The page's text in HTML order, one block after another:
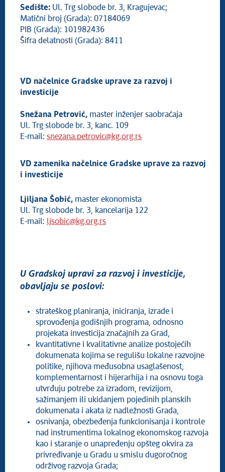
GU za poslove organa Grada
GU za razvoj i investicije
GU za komunalne poslove
GU za društvene delatnosti
Gradska poreska uprava
GU za finansije i javne nabavke
GU za propise
GU za inspekcijske poslove i komunalnu miliciju
Gradsko pravobranilaštvo
Glavni urbanista grada Kragujevca
Energetski menadžer grada Kragujevca
Lokalni antikorupcijski forum
Privredni savet grada Kragujevca
Služba za internu reviziju
Sedište: Ul. Trg slobode br. 3, Kragujevac;
Matični broj (Grada): 07184069
PIB (Grada): 101982436
Šifra delatnosti (Grada): 8411
VD načelnice Gradske uprave za razvoj i
investicije
Snežana Petrović, master inženjer saobraćaja
Ul. Trg slobode br. 3, kanc. 109
E-mail: snezana.petrovic@kg.org.rs
VD zamenika načelnice Gradske uprave za razvoj
i investicije
Ljiljana Šobić, master ekonomista
Ul. Trg slobode br. 3, kancelarija 122
E-mail: ljsobic@kg.org.rs
U Gradskoj upravi za razvoj i investicije,
obavljaju se poslovi:
strateškog planiranja, iniciranja, izrade i
sprovođenja godišnjih programa, odnosno
projekata investicija značajnih za Grad,
kvantitativne i kvalitativne analize postojećih
dokumenata kojima se regulišu lokalne razvojne
politike, njihova međusobna usaglašenost,
komplementarnost i hijerarhija i na osnovu toga
utvrđuju potrebe za izradom, revizijom,
sažimanjem ili ukidanjem pojedinih planskih
dokumenata i akata iz nadležnosti Grada,
osnivanja, obezbeđenja funkcionisanja i kontrole
nad instrumentima lokalnog ekonomskog razvoja
kao i staranje o unapređenju opšteg okvira za
privređivanje u Gradu u smislu dugoročnog
održivog razvoja Grada;